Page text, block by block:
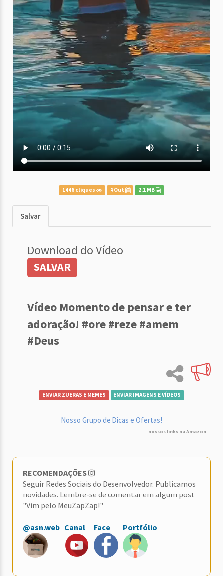
1446 cliques 4 Out 2.1 MB
Salvar
Download do Vídeo
SALVAR
Vídeo Momento de pensar e ter
adoração! #ore #reze #amem
#Deus
ENVIAR ZUERAS E MEMES ENVIAR IMAGENS E VÍDEOS
Nosso Grupo de Dicas e Ofertas!
nossos links na Amazon
RECOMENDAÇÕES
Seguir Redes Sociais do Desenvolvedor. Publicamos
novidades. Lembre-se de comentar em algum post
"Vim pelo MeuZapZap!"
@asn.web Canal Face Portfólio